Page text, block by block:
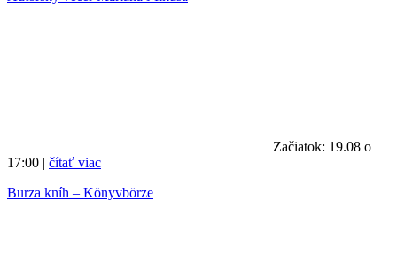
Začiatok: 19.08 o
17:00 | čítať viac
Burza kníh – Könyvbörze